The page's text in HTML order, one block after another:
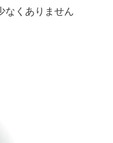
なくありません